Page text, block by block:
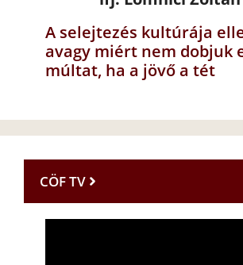
A selejtezés kultúrája
avagy miért nem dobjuk
múltat, ha a jövő a tét
CÖF TV